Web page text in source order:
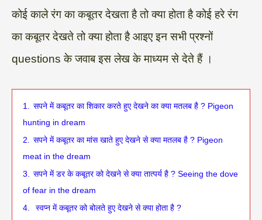
कोई काले रंग का कबूतर देखता है तो क्या होता है कोई हरे रंग
का कबूतर देखते तो क्या होता है आइए इन सभी प्रश्नों
questions के जवाब इस लेख के माध्यम से देते हैं ।
1. सपने में कबूतर का शिकार करते हुए देखने का क्या मतलब है ? Pigeon
hunting in dream
2. सपने में कबूतर का मांस खाते हुए देखने से क्या मतलब है ? Pigeon
meat in the dream
3. सपने में डर के कबूतर को देखने से क्या तात्पर्य है ? Seeing the dove
of fear in the dream
4.
‌‌ स्वप्न में कबूतर को बोलते हुए देखने से क्या होता है ?